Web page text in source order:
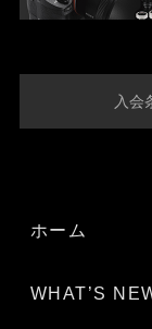
入会
ホーム
WHAT’S